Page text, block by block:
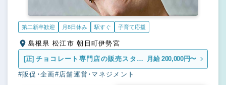
第二新卒歓迎 月8日休み 駅すぐ 子育て応援
島根県 松江市 朝日町伊勢宮
[正] チョコレート専門店の販売スタッ
フ
月給 200,000円〜
#販促・企画#店舗運営・マネジメント